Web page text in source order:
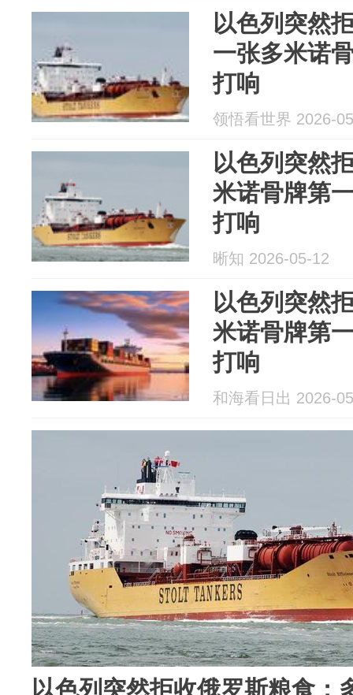
以色列突然
一张多米诺
打响
领悟看世界 2026-
以色列突然
米诺骨牌第
打响
晰知 2026-05-12
以色列突然
米诺骨牌第
打响
和海看日出 2026-
以色列突然拒收俄罗斯粮食：